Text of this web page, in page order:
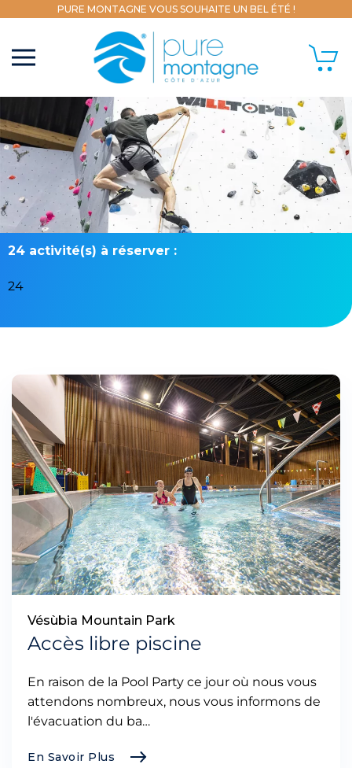
PURE MONTAGNE VOUS SOUHAITE UN BEL ÉTÉ !
24 activité(s) à réserver :
24
Vésùbia Mountain Park
Accès libre piscine
En raison de la Pool Party ce jour où nous vous
attendons nombreux, nous vous informons de
l'évacuation du ba…
En Savoir Plus